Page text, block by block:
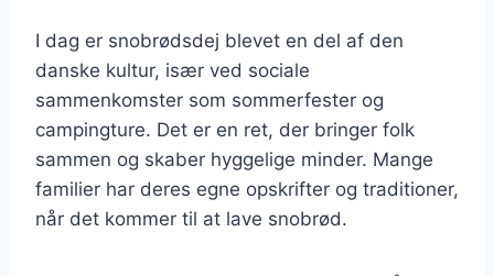
I dag er snobrødsdej blevet en del af den
danske kultur, især ved sociale
sammenkomster som sommerfester og
campingture. Det er en ret, der bringer folk
sammen og skaber hyggelige minder. Mange
familier har deres egne opskrifter og traditioner,
når det kommer til at lave snobrød.